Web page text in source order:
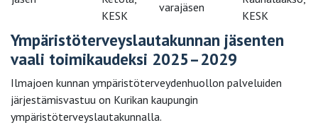
KESK
varajäsen
KESK
Ympäristöterveyslautakunnan jäsenten
vaali toimikaudeksi 2025–2029
Ilmajoen kunnan ympäristöterveydenhuollon palveluiden
järjestämisvastuu on Kurikan kaupungin
ympäristöterveyslautakunnalla.